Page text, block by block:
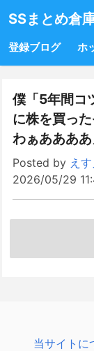
SSまとめ倉
登録ブログ ホ
僕「5年間コ
に株を買っ
わぁあああ
Posted by え
2026/05/29
当サイトに